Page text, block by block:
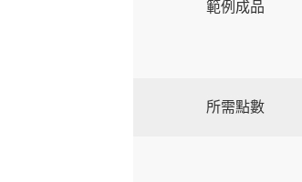
範例成品
所需點數